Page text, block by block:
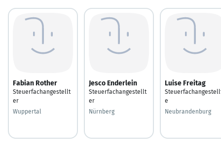
Fabian Rother
Steuerfachangestellt
er
Wuppertal
Jesco Enderlein
Steuerfachangestellt
er
Nürnberg
Luise Freitag
e
Neubrandenburg